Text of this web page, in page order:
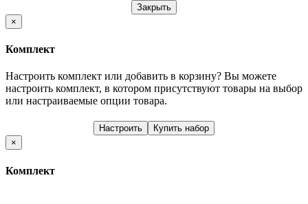
Закрыть
×
Комплект
Настроить комплект или добавить в корзину? Вы можете
настроить комплект, в котором присутствуют товары на выбор
или настраиваемые опции товара.
Настроить
Купить набор
×
Комплект